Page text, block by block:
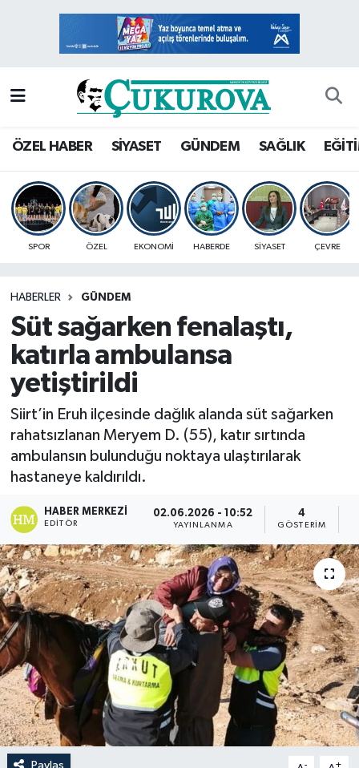
ÖZEL HABER SİYASET GÜNDEM SAĞLIK
SPOR ÖZEL EKONOMİ HABERDE SİYASET ÇEVRE
HABERLER GÜNDEM
Süt sağarken fenalaştı,
katırla ambulansa
yetiştirildi
Siirt’in Eruh ilçesinde dağlık alanda süt sağarken
rahatsızlanan Meryem D. (55), katır sırtında
ambulansın bulunduğu noktaya ulaştırılarak
hastaneye kaldırıldı.
HABER MERKEZI
EDITÖR
02.06.2026 - 10:52
YAYINLANMA
4
GÖSTERIM
Paylaş - +
Mersin Hava Durumu
Mersin Namaz Vakitleri
Mersin Trafik Yoğunluk Haritası
Süper Lig Puan Durumu ve Fikstür
Haber Arşivi